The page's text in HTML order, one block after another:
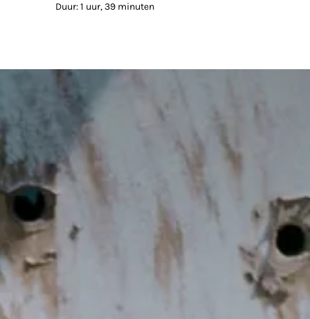
Duur: 1 uur, 39 minuten